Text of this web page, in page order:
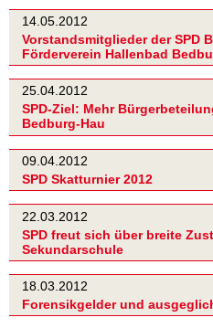
14.05.2012
Vorstandsmitglieder der SPD
Förderverein Hallenbad
25.04.2012
SPD-Ziel: Mehr
Bedburg-Hau
09.04.2012
SPD Skatturnier 2012
22.03.2012
SPD freut sich über breite
Sekundarschule
18.03.2012
Forensikgelder und